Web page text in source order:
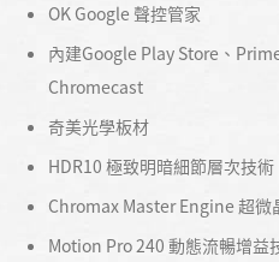
OK Google 聲控管家
內建Google Play Store、
Chromecast
奇美光學板材
HDR10 極致明暗細節層次技術
Chromax Master Engine 超微
Motion Pro 240 動態流暢增益